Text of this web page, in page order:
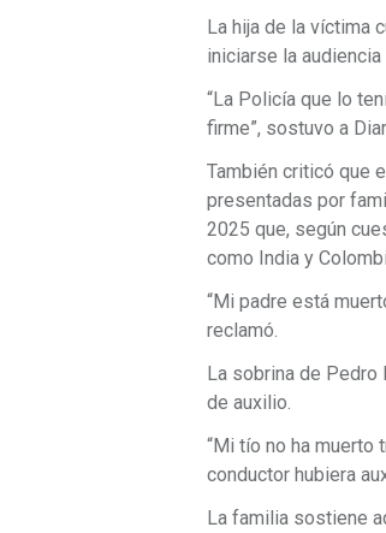
La hija de la víctima
iniciarse la
“La Policía que lo
firme”, sostuvo a
También criticó que
presentadas por
2025 que, según
como India y
“Mi padre está
reclamó.
La sobrina de Pedro
de auxilio.
“Mi tío no ha muerto
conductor hubiera
La familia sostiene